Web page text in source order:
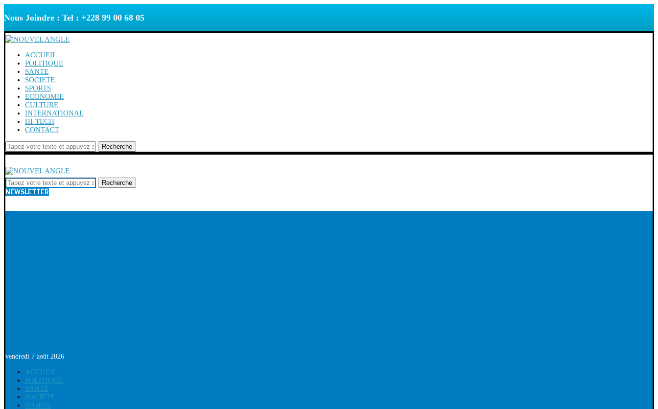
Nous Joindre : Tel : +228 99 00 68 05
ACCUEIL
POLITIQUE
SANTE
SOCIETE
SPORTS
ECONOMIE
CULTURE
INTERNATIONAL
HI-TECH
CONTACT
Recherche
Recherche
NEWSLETTER
vendredi 7 août 2026
ACCUEIL
POLITIQUE
SANTE
SOCIETE
SPORTS